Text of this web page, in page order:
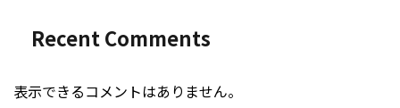
Recent Comments
表示できるコメントはありません。